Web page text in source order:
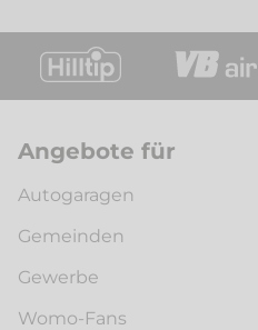
Angebote für
Autogaragen
Gemeinden
Gewerbe
Womo-Fans